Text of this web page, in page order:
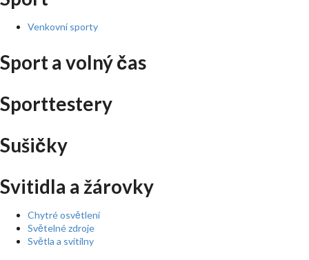
Venkovní sporty
Sport a volný čas
Sporttestery
Sušičky
Svitidla a žárovky
Chytré osvětlení
Světelné zdroje
Světla a svítilny